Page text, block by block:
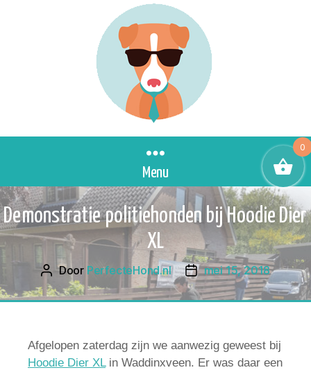
Menu
Demonstratie politiehonden bij Hoodie Dier
XL
Berichtauteur
Door PerfecteHond.nl Berichtdatum
mei 15, 2018
Afgelopen zaterdag zijn we aanwezig geweest bij
Hoodie Dier XLin Waddinxveen. Er was daar een
0